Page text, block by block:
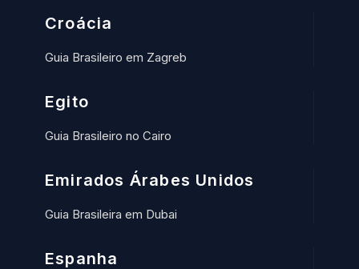
Croácia
Guia Brasileiro em Zagreb
Egito
Guia Brasileiro no Cairo
Emirados Árabes Unidos
Guia Brasileira em Dubai
Espanha